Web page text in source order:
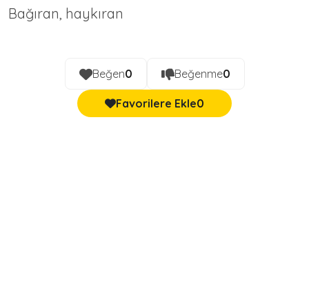
Bağıran, haykıran
Beğen0 Beğenme0
Favorilere Ekle0